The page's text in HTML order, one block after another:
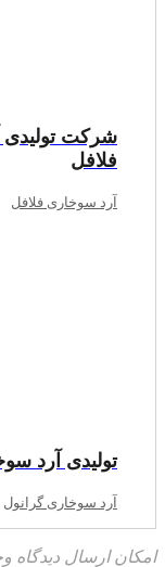
شرکت
فلافل
آرد سوخاری فلافل
تولیدی آرد
آرد سوخاری گرانول
امکان ارسال دیدگاه